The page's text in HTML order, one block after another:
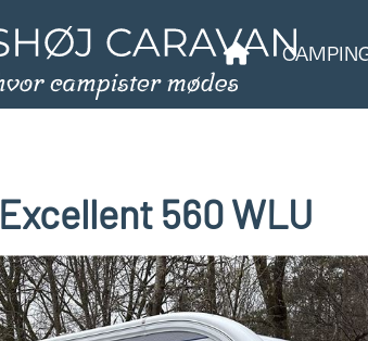
Excellent 560 WLU